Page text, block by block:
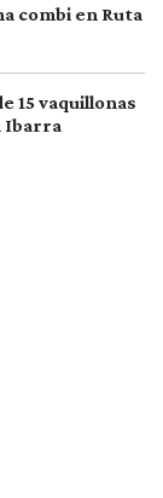
combi en Ruta
15 vaquillonas
Ibarra